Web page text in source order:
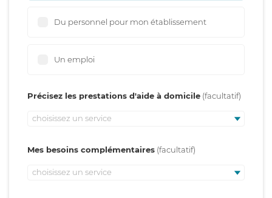
Du personnel pour mon établissement
Un emploi
Précisez les prestations d'aide à domicile
choisissez un service
Mes besoins complémentaires
choisissez un service